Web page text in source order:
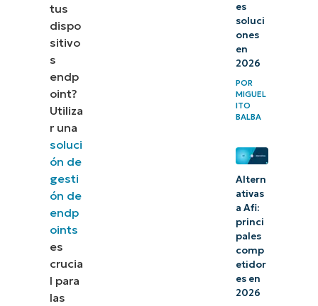
entre las
mejores
a Applivery
tus
dispo
sitivo
s
endp
oint?
Utiliza
r una
soluci
ón de
gesti
ón de
endp
oints
es
crucia
l para
las
es
soluci
ones
en
2026
POR
MIGUEL
ITO
BALBA
Altern
ativas
a Afi:
princi
pales
comp
etidor
es en
2026